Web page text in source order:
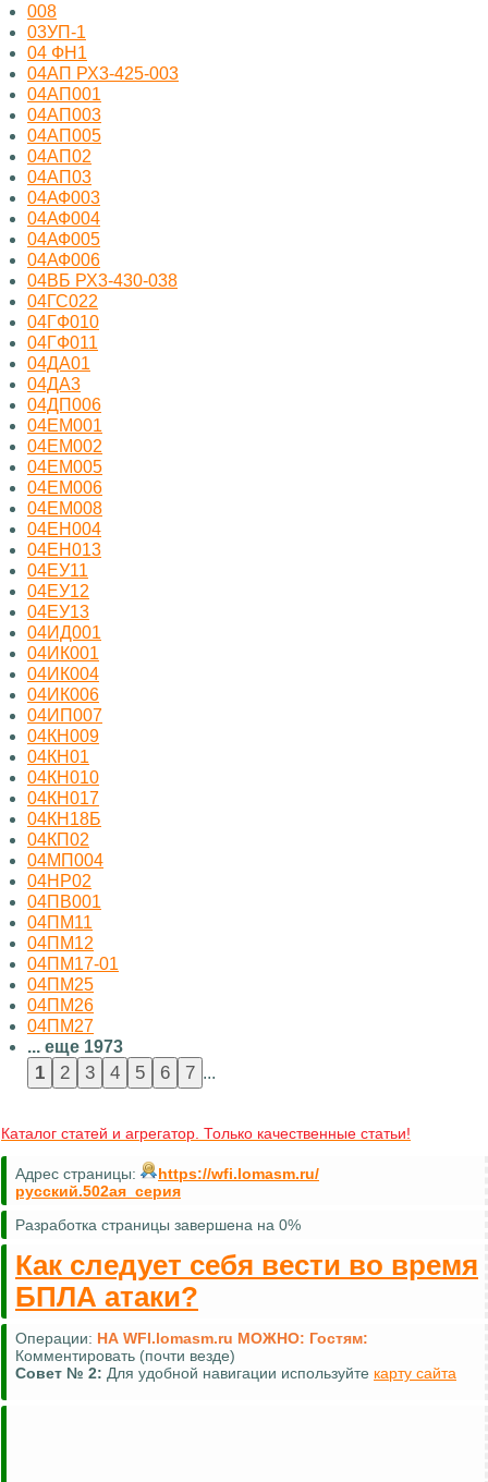
008
03УП-1
04 ФН1
04АП РХ3-425-003
04АП001
04АП003
04АП005
04АП02
04АП03
04АФ003
04АФ004
04АФ005
04АФ006
04ВБ РХ3-430-038
04ГС022
04ГФ010
04ГФ011
04ДА01
04ДА3
04ДП006
04ЕМ001
04ЕМ002
04ЕМ005
04ЕМ006
04ЕМ008
04ЕН004
04ЕН013
04ЕУ11
04ЕУ12
04ЕУ13
04ИД001
04ИК001
04ИК004
04ИК006
04ИП007
04КН009
04КН01
04КН010
04КН017
04КН18Б
04КП02
04МП004
04НР02
04ПВ001
04ПМ11
04ПМ12
04ПМ17-01
04ПМ25
04ПМ26
04ПМ27
... еще 1973
...
Каталог статей и агрегатор. Только качественные статьи!
Адрес страницы:
https://wfi.lomasm.ru/
русский.502ая_серия
Разработка страницы завершена на 0%
Как следует себя вести во время
БПЛА атаки?
Операции: НА WFI.lomasm.ru МОЖНО: Гостям:
Комментировать (почти везде)
Совет № 2: Для удобной навигации используйте карту сайта